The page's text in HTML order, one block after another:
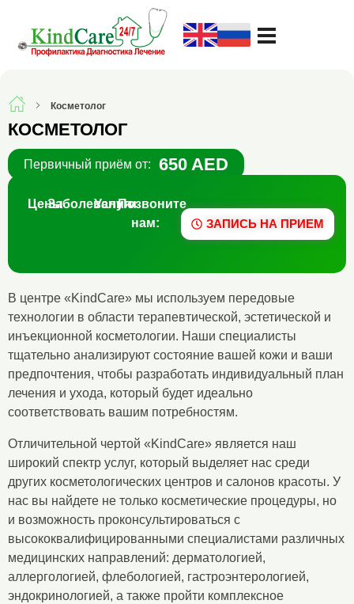
Косметолог
КОСМЕТОЛОГ
Первичный приём от: 650 AED
ЦеныЗаболевания
УслугиПозвоните
нам:
ЗАПИСЬ НА ПРИЕМ
В центре «KindCare» мы используем передовые
технологии в области терапевтической, эстетической и
инъекционной косметологии. Наши специалисты
тщательно анализируют состояние вашей кожи и ваши
предпочтения, чтобы разработать индивидуальный план
лечения и ухода, который будет идеально
соответствовать вашим потребностям.
Отличительной чертой «KindCare» является наш
широкий спектр услуг, который выделяет нас среди
других косметологических центров и салонов красоты. У
нас вы найдете не только косметические процедуры, но
и возможность проконсультироваться с
высококвалифицированными специалистами различных
медицинских направлений: дерматологией,
аллергологией, флебологией, гастроэнтерологией,
эндокринологией, а также пройти комплексное